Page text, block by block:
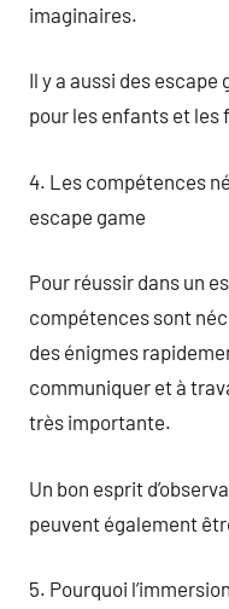
imaginaires.
Il y a aussi des
pour les enfants et les
4. Les compétences
escape game
Pour réussir dans un
compétences sont
des énigmes
communiquer et à
très importante.
Un bon esprit
peuvent également
5. Pourquoi